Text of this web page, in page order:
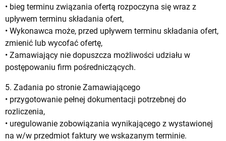
• bieg terminu związania ofertą rozpoczyna się wraz z
upływem terminu składania ofert,
• Wykonawca może, przed upływem terminu składania ofert,
zmienić lub wycofać ofertę,
• Zamawiający nie dopuszcza możliwości udziału w
postępowaniu firm pośredniczących.
5. Zadania po stronie Zamawiającego
• przygotowanie pełnej dokumentacji potrzebnej do
rozliczenia,
• uregulowanie zobowiązania wynikającego z wystawionej
na w/w przedmiot faktury we wskazanym terminie.